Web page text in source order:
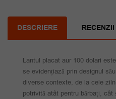
DESCRIERE
Lantul placat aur 100 dolari
se evidențiază prin designul
diverse contexte, de la cele
potrivită atât pentru bărbați,